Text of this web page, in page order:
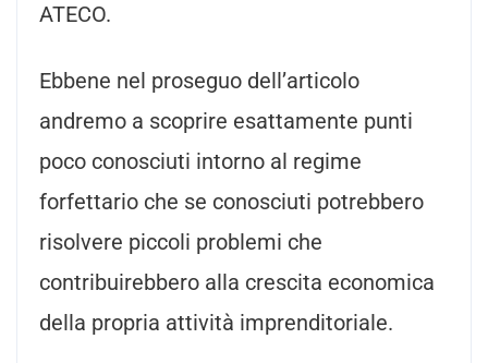
ATECO.
Ebbene nel proseguo dell’articolo
andremo a scoprire esattamente punti
poco conosciuti intorno al regime
forfettario che se conosciuti potrebbero
risolvere piccoli problemi che
contribuirebbero alla crescita economica
della propria attività imprenditoriale.